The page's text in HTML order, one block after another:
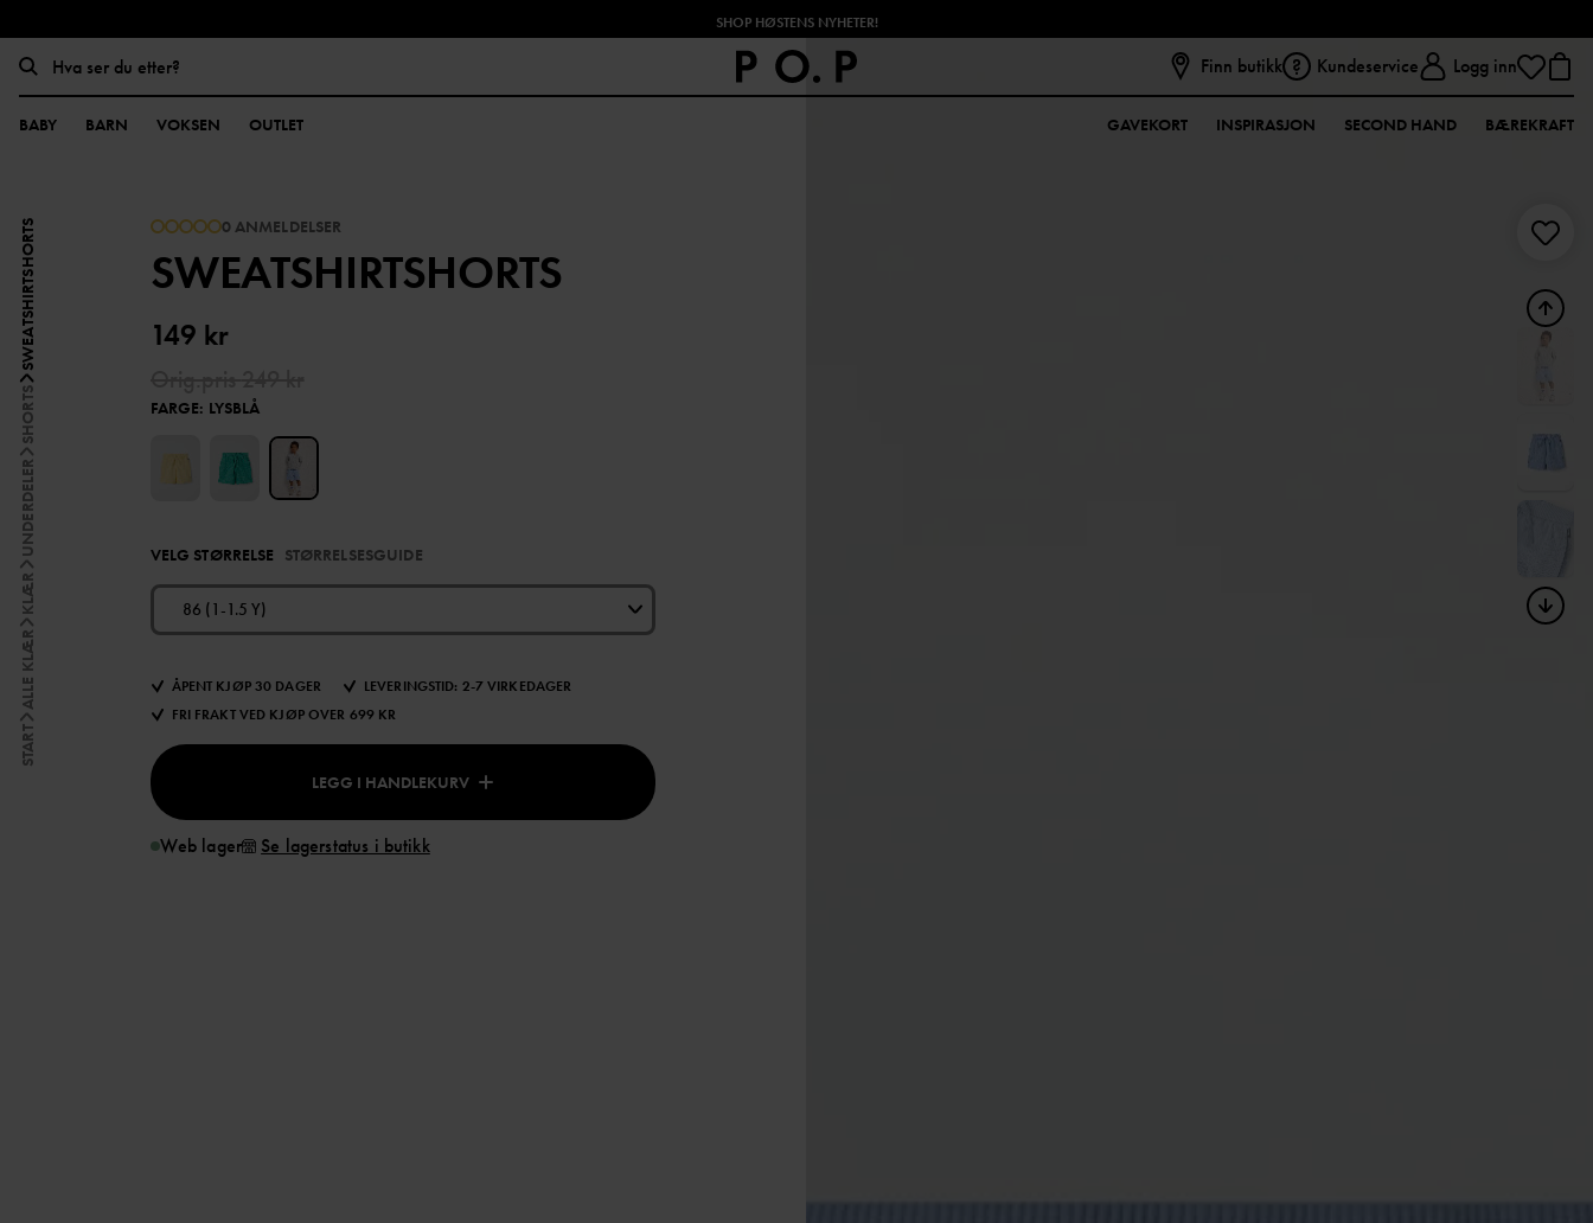
SHOP HØSTENS NYHETER!
Finn butikk Kundeservice Logg inn
BABY BARN VOKSEN OUTLET GAVEKORT INSPIRASJON SECOND HAND BÆREKRAFT
START
ALLE KLÆR
KLÆR
UNDERDELER
SHORTS
SWEATSHIRTSHORTS 0 ANMELDELSER
SWEATSHIRTSHORTS
149 kr
FARGE: LYSBLÅ
VELG STØRRELSE STØRRELSESGUIDE
86 (1-1.5 Y)
ÅPENT KJØP 30 DAGER
LEVERINGSTID: 2-7 VIRKEDAGER
FRI FRAKT VED KJØP OVER 699 KR
LEGG I HANDLEKURV
Web lager Se lagerstatus i butikk